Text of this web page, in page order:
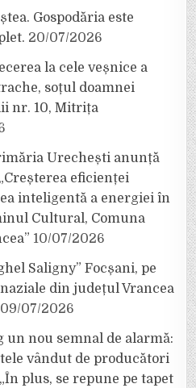
Gospodăria este
20/07/2026
la cele veșnice a
soțul doamnei
nr. 10, Mitrița
Urechești anunță
eficienței
inteligentă a energiei în
Cultural, Comuna
10/07/2026
Saligny” Focșani, pe
din județul Vrancea
09/07/2026
nou semnal de alarmă:
vândut de producători
plus, se repune pe tapet